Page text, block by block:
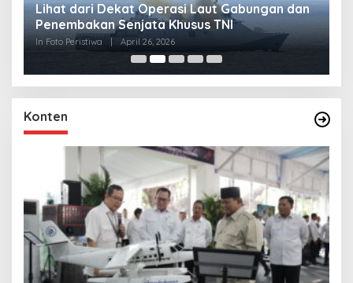
Lihat dari Dekat Operasi Laut Gabungan dan
Penembakan Senjata Khusus TNI
In Foto Peristiwa April 26, 2026
Konten